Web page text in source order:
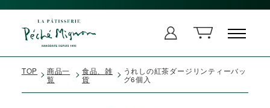
TOP
商品一
覧
食品、雑
貨
うれしの紅茶ダージリンティーバッ
グ6個入